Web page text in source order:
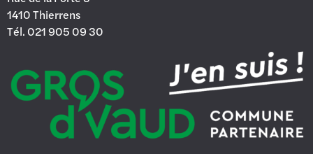
1410 Thierrens
Tél. 021 905 09 30